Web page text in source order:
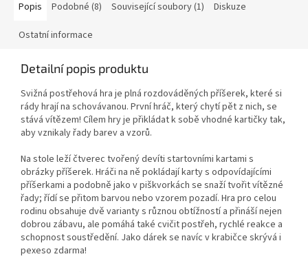
Popis Podobné (8) Související soubory (1) Diskuze
Ostatní informace
Detailní popis produktu
Svižná postřehová hra je plná rozdováděných příšerek, které si
rády hrají na schovávanou. První hráč, který chytí pět z nich, se
stává vítězem! Cílem hry je přikládat k sobě vhodné kartičky tak,
aby vznikaly řady barev a vzorů.
Na stole leží čtverec tvořený devíti startovními kartami s
obrázky příšerek. Hráči na ně pokládají karty s odpovídajícími
příšerkami a podobně jako v piškvorkách se snaží tvořit vítězné
řady; řídí se přitom barvou nebo vzorem pozadí. Hra pro celou
rodinu obsahuje dvě varianty s různou obtížností a přináší nejen
dobrou zábavu, ale pomáhá také cvičit postřeh, rychlé reakce a
schopnost soustředění. Jako dárek se navíc v krabičce skrývá i
pexeso zdarma!